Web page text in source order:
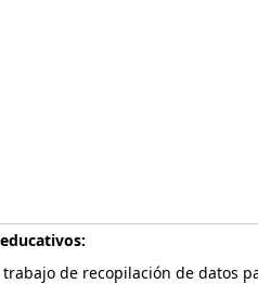
de recopilación de datos